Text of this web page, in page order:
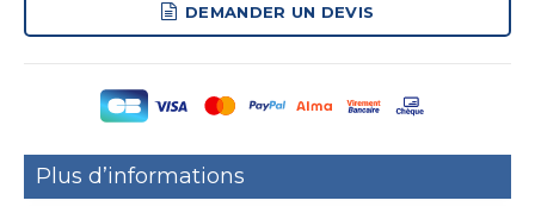
DEMANDER UN DEVIS
Plus d’informations